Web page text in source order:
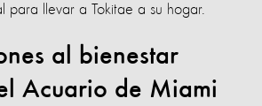
para llevar a Tokitae a su hogar.
al bienestar
Acuario de Miami